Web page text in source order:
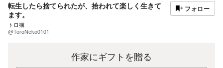
転生したら捨てられたが、拾われて楽しく生きて
ます。
トロ猫
@ToroNeko0101
フォロー
作家にギフトを贈る